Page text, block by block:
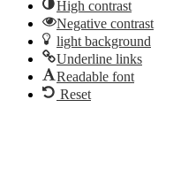
High contrast
Negative contrast
light background
Underline links
Readable font
Reset